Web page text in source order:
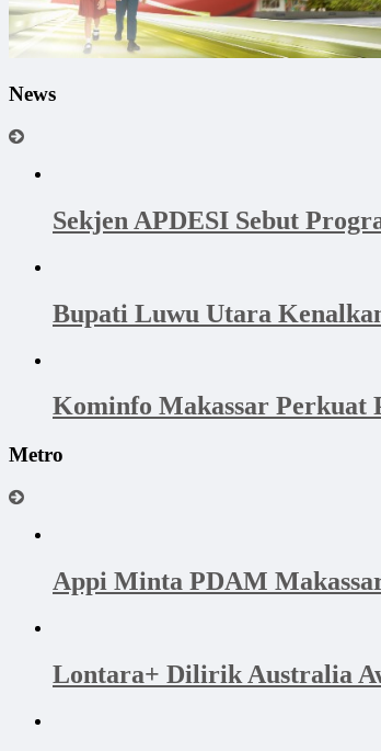
News
Sekjen APDESI Sebut
Bupati Luwu Utara
Kominfo Makassar Perkuat
Metro
Appi Minta PDAM
Lontara+ Dilirik Australia